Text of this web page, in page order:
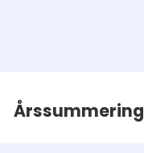
Årssummering